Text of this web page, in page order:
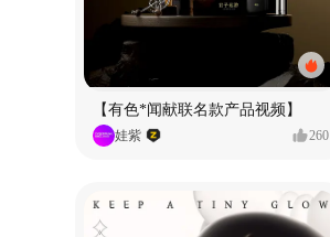
【有色*闻献联名款产品视频】
娃紫 260